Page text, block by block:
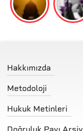
Hakkımızda
Metodoloji
Hukuk Metinleri